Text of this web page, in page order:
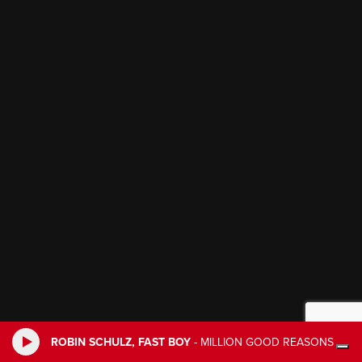
ROBIN SCHULZ, FAST BOY - MILLION GOOD REASONS